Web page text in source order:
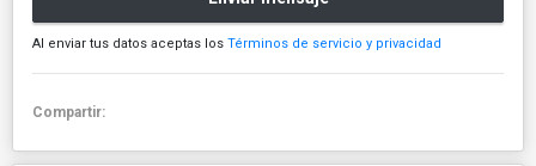
Al enviar tus datos aceptas los Términos de servicio y privacidad
Compartir: